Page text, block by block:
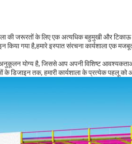
की जरूरतों के लिए एक अत्यधिक बहुमुखी और टिकाऊ
किया गया है,हमारे इस्पात संरचना कार्यशाला एक
से अनुकूलन योग्य है, जिससे आप अपनी विशिष्ट
के डिजाइन तक, हमारी कार्यशाला के प्रत्येक पहलू